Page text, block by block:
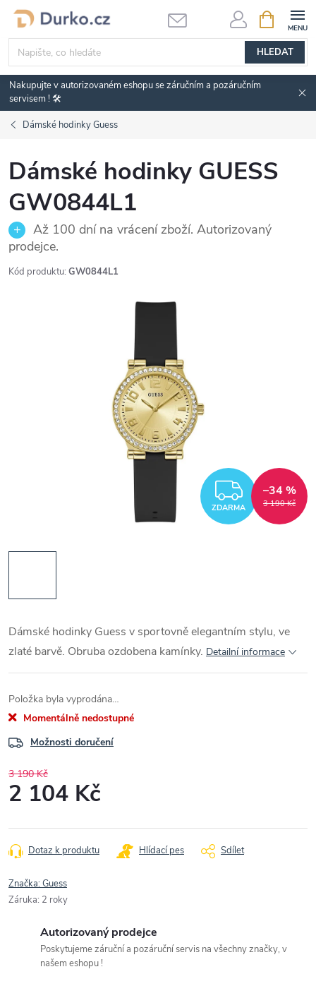
Přejít
obsah
HLEDAT
NÁKUPNÍ
KOŠÍK
Nakupujte v autorizovaném eshopu se záručním a pozáručním
servisem ! 🛠️
Dámské hodinky Guess
Dámské hodinky GUESS
GW0844L1
Až 100 dní na vrácení zboží. Autorizovaný
prodejce.
Kód produktu: GW0844L1
ZDARMA 3 190 Kč
–34 %
Dámské hodinky Guess v sportovně elegantním stylu, ve
zlaté barvě. Obruba ozdobena kamínky. Detailní informace
Položka byla vyprodána…
Momentálně nedostupné
Možnosti doručení
3 190 Kč
2 104 Kč
cena:
Dotaz k produktu Hlídací pes Sdílet
Značka:Guess
Záruka: 2 roky
Autorizovaný prodejce
Poskytujeme záruční a pozáruční servis na všechny značky, v
našem eshopu !